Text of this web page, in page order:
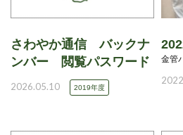
さわやか通信 バックナ
ンバー 閲覧パスワード
2026.05.10 2019年度
金管